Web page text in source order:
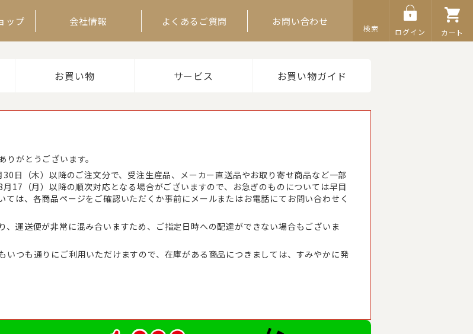
ップ 会社情報 よくあるご質問 お問い合わせ
検索 ログイン カート
お買い物 サービス お買い物ガイド
がとうございます。
日（木）以降のご注文分で、受注生産品、メーカー直送品やお取り寄せ商品など一部
17（月）以降の順次対応となる場合がございますので、お急ぎのものについては早目
は、各商品ページをご確認いただくか事前にメールまたはお電話にてお問い合わせく
、運送便が非常に混み合いますため、ご指定日時への配達ができない場合もございま
つも通りにご利用いただけますので、在庫がある商品につきましては、すみやかに発